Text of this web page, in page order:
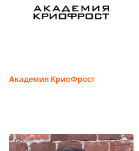
Академия КриоФрост